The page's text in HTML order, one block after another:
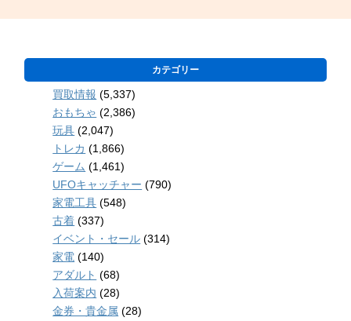
カテゴリー
買取情報 (5,337)
おもちゃ (2,386)
玩具 (2,047)
トレカ (1,866)
ゲーム (1,461)
UFOキャッチャー (790)
家電工具 (548)
古着 (337)
イベント・セール (314)
家電 (140)
アダルト (68)
入荷案内 (28)
金券・貴金属 (28)